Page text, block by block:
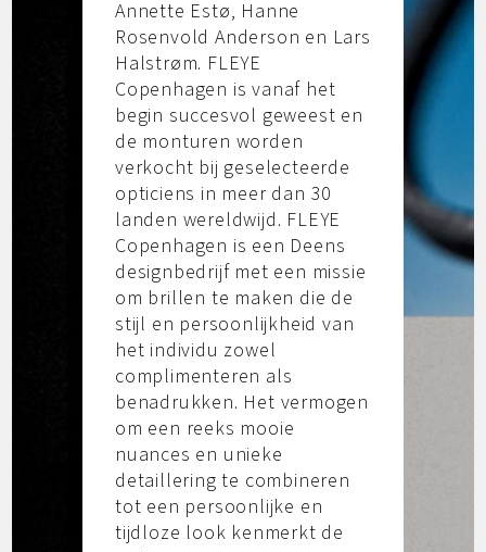
Annette Estø, Hanne
Rosenvold Anderson en Lars
Halstrøm. FLEYE
Copenhagen is vanaf het
begin succesvol geweest en
de monturen worden
verkocht bij geselecteerde
opticiens in meer dan 30
landen wereldwijd. FLEYE
Copenhagen is een Deens
designbedrijf met een missie
om brillen te maken die de
stijl en persoonlijkheid van
het individu zowel
complimenteren als
benadrukken. Het vermogen
om een ​​reeks mooie
nuances en unieke
detaillering te combineren
tot een persoonlijke en
tijdloze look kenmerkt de